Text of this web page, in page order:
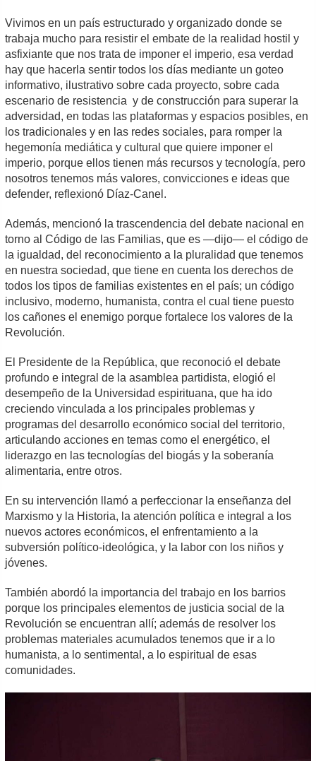
Vivimos en un país estructurado y organizado donde se
trabaja mucho para resistir el embate de la realidad hostil y
asfixiante que nos trata de imponer el imperio, esa verdad
hay que hacerla sentir todos los días mediante un goteo
informativo, ilustrativo sobre cada proyecto, sobre cada
escenario de resistencia y de construcción para superar la
adversidad, en todas las plataformas y espacios posibles, en
los tradicionales y en las redes sociales, para romper la
hegemonía mediática y cultural que quiere imponer el
imperio, porque ellos tienen más recursos y tecnología, pero
nosotros tenemos más valores, convicciones e ideas que
defender, reflexionó Díaz-Canel.
Además, mencionó la trascendencia del debate nacional en
torno al Código de las Familias, que es —dijo— el código de
la igualdad, del reconocimiento a la pluralidad que tenemos
en nuestra sociedad, que tiene en cuenta los derechos de
todos los tipos de familias existentes en el país; un código
inclusivo, moderno, humanista, contra el cual tiene puesto
los cañones el enemigo porque fortalece los valores de la
Revolución.
El Presidente de la República, que reconoció el debate
profundo e integral de la asamblea partidista, elogió el
desempeño de la Universidad espirituana, que ha ido
creciendo vinculada a los principales problemas y
programas del desarrollo económico social del territorio,
articulando acciones en temas como el energético, el
liderazgo en las tecnologías del biogás y la soberanía
alimentaria, entre otros.
En su intervención llamó a perfeccionar la enseñanza del
Marxismo y la Historia, la atención política e integral a los
nuevos actores económicos, el enfrentamiento a la
subversión político-ideológica, y la labor con los niños y
jóvenes.
También abordó la importancia del trabajo en los barrios
porque los principales elementos de justicia social de la
Revolución se encuentran allí; además de resolver los
problemas materiales acumulados tenemos que ir a lo
humanista, a lo sentimental, a lo espiritual de esas
comunidades.